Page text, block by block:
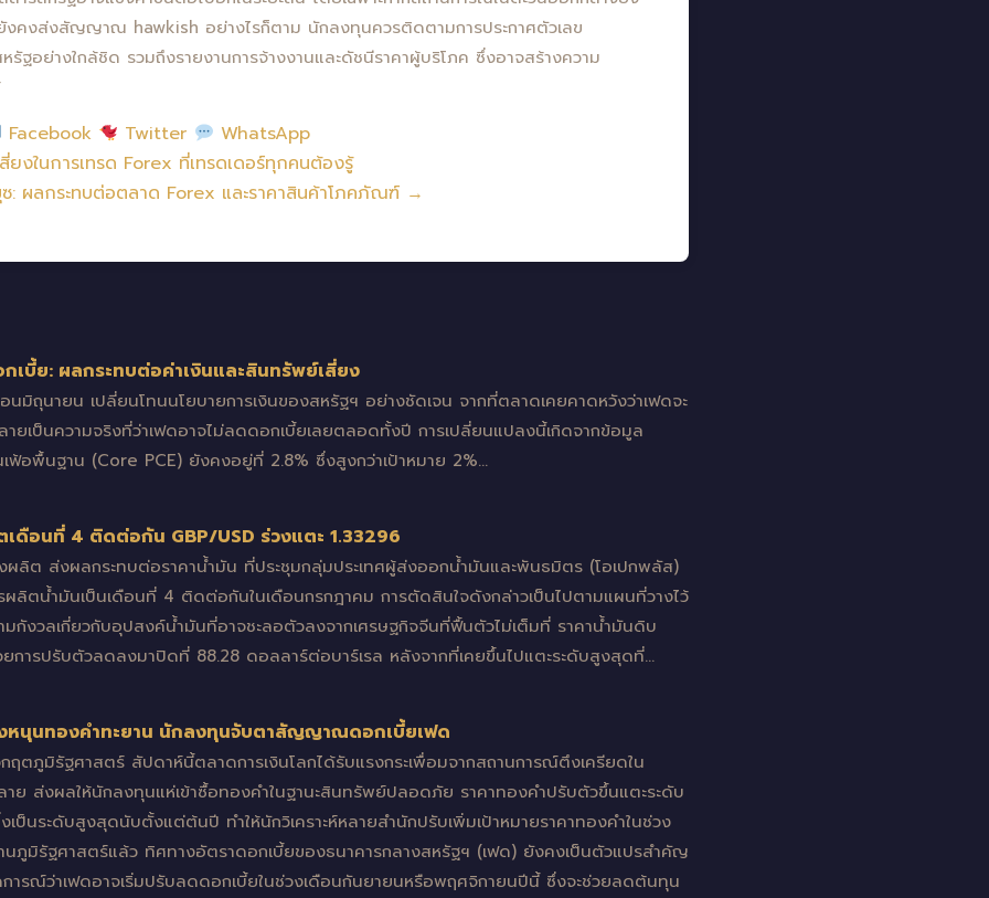
งคงส่งสัญญาณ hawkish อย่างไรก็ตาม นักลงทุนควรติดตามการประกาศตัวเลข
ฐอย่างใกล้ชิด รวมถึงรายงานการจ้างงานและดัชนีราคาผู้บริโภค ซึ่งอาจสร้างความ
Facebook Twitter
WhatsApp
ยงในการเทรด Forex ที่เทรดเดอร์ทุกคนต้องรู้
: ผลกระทบต่อตลาด Forex และราคาสินค้าโภคภัณฑ์ →
บี้ย: ผลกระทบต่อค่าเงินและสินทรัพย์เสี่ยง
นมิถุนายน เปลี่ยนโทนนโยบายการเงินของสหรัฐฯ อย่างชัดเจน จากที่ตลาดเคยคาดหวังว่าเฟดจะ
ยเป็นความจริงที่ว่าเฟดอาจไม่ลดดอกเบี้ยเลยตลอดทั้งปี การเปลี่ยนแปลงนี้เกิดจากข้อมูล
ฟ้อพื้นฐาน (Core PCE) ยังคงอยู่ที่ 2.8% ซึ่งสูงกว่าเป้าหมาย 2%…
ดือนที่ 4 ติดต่อกัน GBP/USD ร่วงแตะ 1.33296
ผลิต ส่งผลกระทบต่อราคาน้ำมัน ที่ประชุมกลุ่มประเทศผู้ส่งออกน้ำมันและพันธมิตร (โอเปกพลัส)
ลิตน้ำมันเป็นเดือนที่ 4 ติดต่อกันในเดือนกรกฎาคม การตัดสินใจดังกล่าวเป็นไปตามแผนที่วางไว้
กังวลเกี่ยวกับอุปสงค์น้ำมันที่อาจชะลอตัวลงจากเศรษฐกิจจีนที่ฟื้นตัวไม่เต็มที่ ราคาน้ำมันดิบ
ารปรับตัวลดลงมาปิดที่ 88.28 ดอลลาร์ต่อบาร์เรล หลังจากที่เคยขึ้นไปแตะระดับสูงสุดที่…
หนุนทองคำทะยาน นักลงทุนจับตาสัญญาณดอกเบี้ยเฟด
ตภูมิรัฐศาสตร์ สัปดาห์นี้ตลาดการเงินโลกได้รับแรงกระเพื่อมจากสถานการณ์ตึงเครียดใน
ย ส่งผลให้นักลงทุนแห่เข้าซื้อทองคำในฐานะสินทรัพย์ปลอดภัย ราคาทองคำปรับตัวขึ้นแตะระดับ
นระดับสูงสุดนับตั้งแต่ต้นปี ทำให้นักวิเคราะห์หลายสำนักปรับเพิ่มเป้าหมายราคาทองคำในช่วง
ภูมิรัฐศาสตร์แล้ว ทิศทางอัตราดอกเบี้ยของธนาคารกลางสหรัฐฯ (เฟด) ยังคงเป็นตัวแปรสำคัญ
รณ์ว่าเฟดอาจเริ่มปรับลดดอกเบี้ยในช่วงเดือนกันยายนหรือพฤศจิกายนปีนี้ ซึ่งจะช่วยลดต้นทุน